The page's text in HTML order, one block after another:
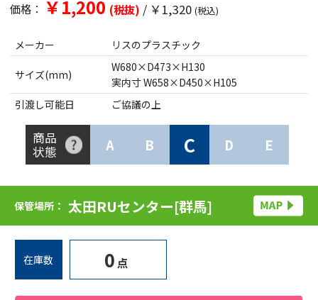
価格： ￥1,200 (税抜) / ￥1,320 (税込)
メーカー リスのプラスチック
サイズ(mm)
W680×D473×H130
実内寸 W658×D450×H105
引渡し可能日
ご協議の上
商品
状態
A B C D E
保管場所： 太田RUセンター[群馬]
在庫数 0 点